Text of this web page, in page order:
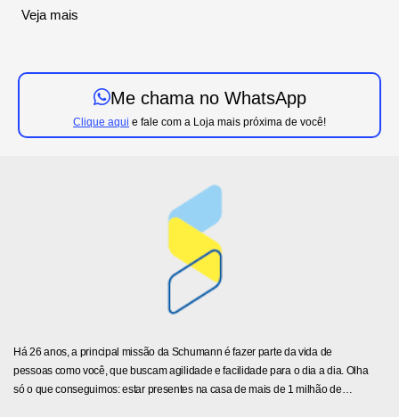
ou no
Lazer
nesse mundo super conectado, em que temos praticamente tudo na palma da
Se você é adepto doHome Office, aqui dá pra montar seuEscritório Completo
Impressora
Temos modelos modernos, com garantia de qualidade e ótimos preços.
Aproveita!
Veja mais
Me chama no WhatsApp
Clique aqui e fale com a Loja mais próxima de você!
Há 26 anos, a principal missão da Schumann é fazer parte da vida de
pessoas como você, que buscamagilidade e facilidade para o dia a dia. Olha
só o que conseguimos: estar presentes na casa de mais de 1 milhão de